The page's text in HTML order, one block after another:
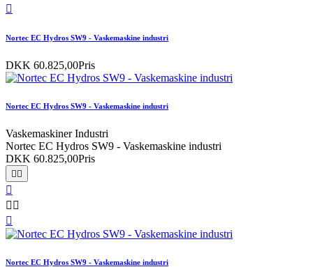

Nortec EC Hydros SW9 - Vaskemaskine industri
DKK 60.825,00Pris
Nortec EC Hydros SW9 - Vaskemaskine industri
Vaskemaskiner Industri
Nortec EC Hydros SW9 - Vaskemaskine industri
DKK 60.825,00Pris


 

Nortec EC Hydros SW9 - Vaskemaskine industri